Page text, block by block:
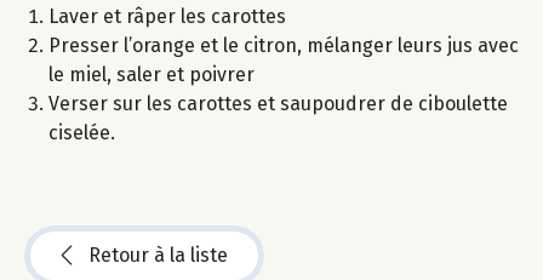
Laver et râper les carottes
Presser l’orange et le citron, mélanger leurs jus avec
le miel, saler et poivrer
Verser sur les carottes et saupoudrer de ciboulette
ciselée.
Retour à la liste